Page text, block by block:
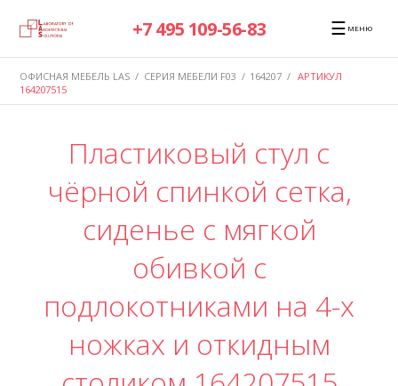
+7 495 109-56-83 ☰ МЕНЮ
ОФИСНАЯ МЕБЕЛЬ LAS / СЕРИЯ МЕБЕЛИ F03 / 164207 / АРТИКУЛ
164207515
Пластиковый стул с
чёрной спинкой сетка,
сиденье с мягкой
обивкой с
подлокотниками на 4-х
ножках и откидным